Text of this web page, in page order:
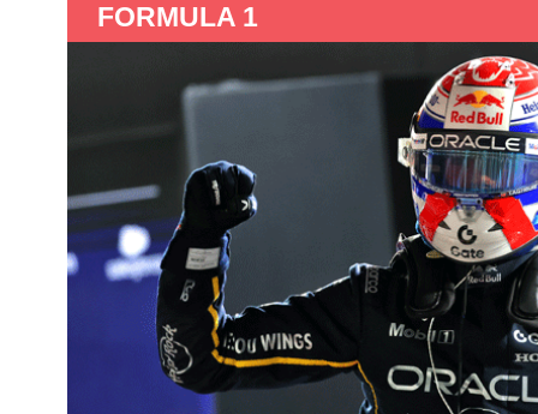
FORMULA 1